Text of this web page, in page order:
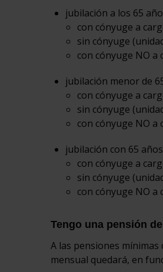
jubilación a los 65
con cónyuge a
sin cónyuge
con cónyuge NO a
jubilación menor de
con cónyuge a
sin cónyuge
con cónyuge NO a
jubilación con 65
con cónyuge a
sin cónyuge
con cónyuge NO a
Tengo una pensión
A las pensiones mínimas
mensual quedará, en